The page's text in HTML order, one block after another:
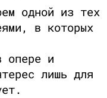
одной из тех
в которых
опере и
лишь для